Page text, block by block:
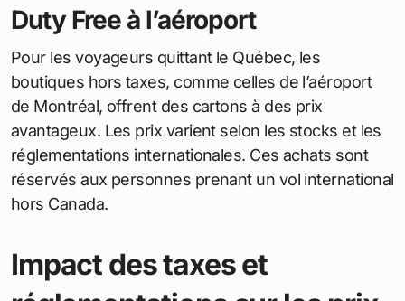
Duty Free à l’aéroport
Pour les voyageurs quittant le Québec, les
boutiques hors taxes, comme celles de l’aéroport
de Montréal, offrent des cartons à des prix
avantageux. Les prix varient selon les stocks et les
réglementations internationales. Ces achats sont
réservés aux personnes prenant un vol international
hors Canada.
Impact des taxes et